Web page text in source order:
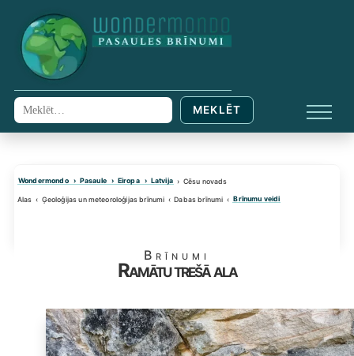
content
Meklēt: MEKLĒT
Wondermondo Pasaule Eiropa Latvija Cēsu novads
Alas Ģeoloģijas un meteoroloģijas brīnumi Dabas brīnumi Brīnumu veidi
Brīnumi
Ramātu trešā ala